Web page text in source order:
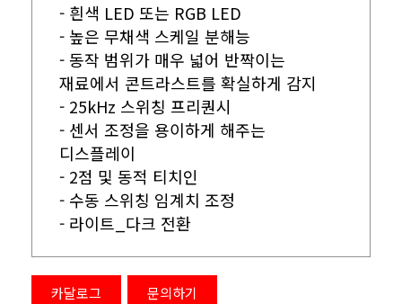
- 흰색 LED 또는 RGB LED
- 높은 무채색 스케일 분해능
- 동작 범위가 매우 넓어 반짝이는
재료에서 콘트라스트를 확실하게 감지
- 25kHz 스위칭 프리퀀시
- 센서 조정을 용이하게 해주는
디스플레이
- 2점 및 동적 티치인
- 수동 스위칭 임계치 조정
- 라이트_다크 전환
카달로그 문의하기